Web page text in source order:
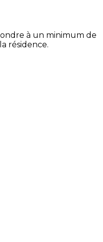
à un minimum de
résidence.